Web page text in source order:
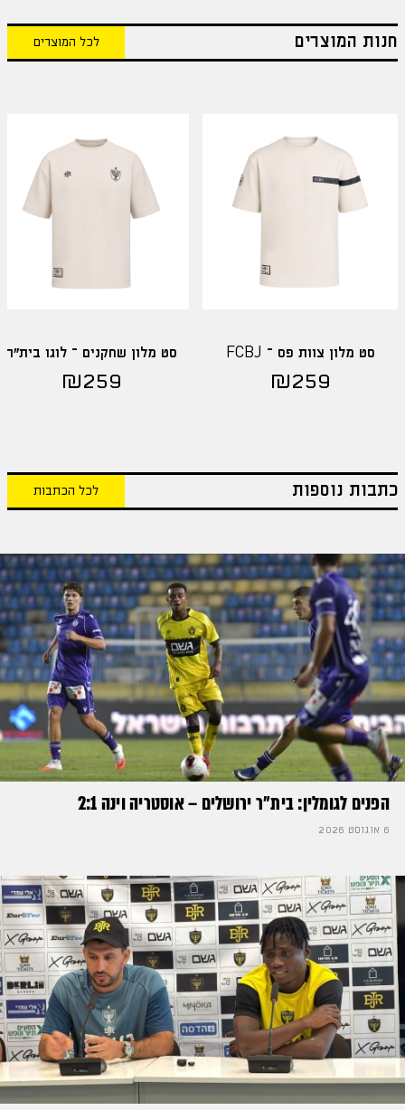
חנות המוצרים לכל המוצרים
סט מלון צוות פס – FCBJ
₪259
סט מלון שחקנים – לוגו בית"ר
₪259
כתבות נוספות לכל הכתבות
הפנים לגומלין: בית״ר ירושלים – אוסטריה וינה 2:1
6 אוגוסט 2026